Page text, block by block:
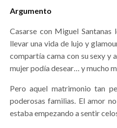
Argumento
Casarse con Miguel
llevar una vida de lujo y
compartía cama con su sexy y
mujer podía desear… y mucho
Pero aquel matrimonio tan
poderosas familias. El amor
estaba empezando a sentir